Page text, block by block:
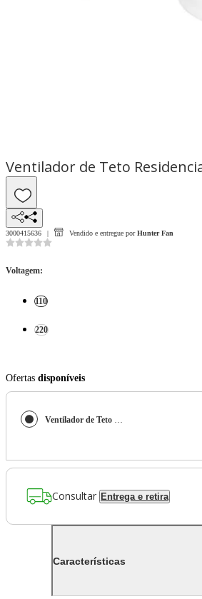
Ventilador de Teto
3000415636 Vendido e entregue por Hunter Fan
Voltagem:
110
220
Ofertas disponíveis
Ventilador de Teto Residencial Beaufort Branco Hunter Fan Oficial
Consultar Entrega e retira
Características